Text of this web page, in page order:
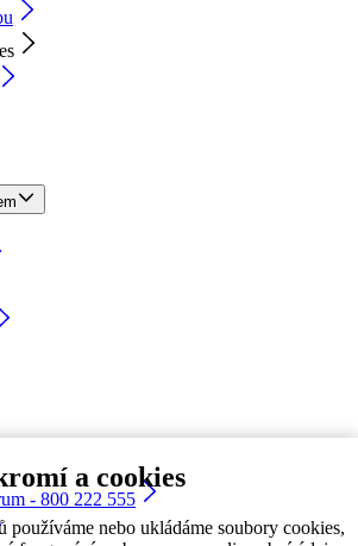
a cookies
používáme nebo ukládáme soubory cookies,
- 800 222 555